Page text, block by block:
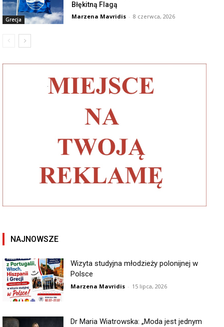
Grecja
Błękitną Flagą
Marzena Mavridis - 8 czerwca, 2026
NAJNOWSZE
Wizyta studyjna młodzieży polonijnej w
Polsce
Marzena Mavridis - 15 lipca, 2026
Dr Maria Wiatrowska: „Moda jest jednym